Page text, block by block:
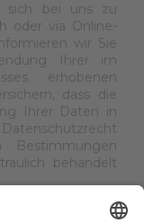
sich bei uns zu
oder via Online-
wir Sie
Ihrer im
erhobenen
dass die
Ihrer Daten in
Bestimmungen
behandelt